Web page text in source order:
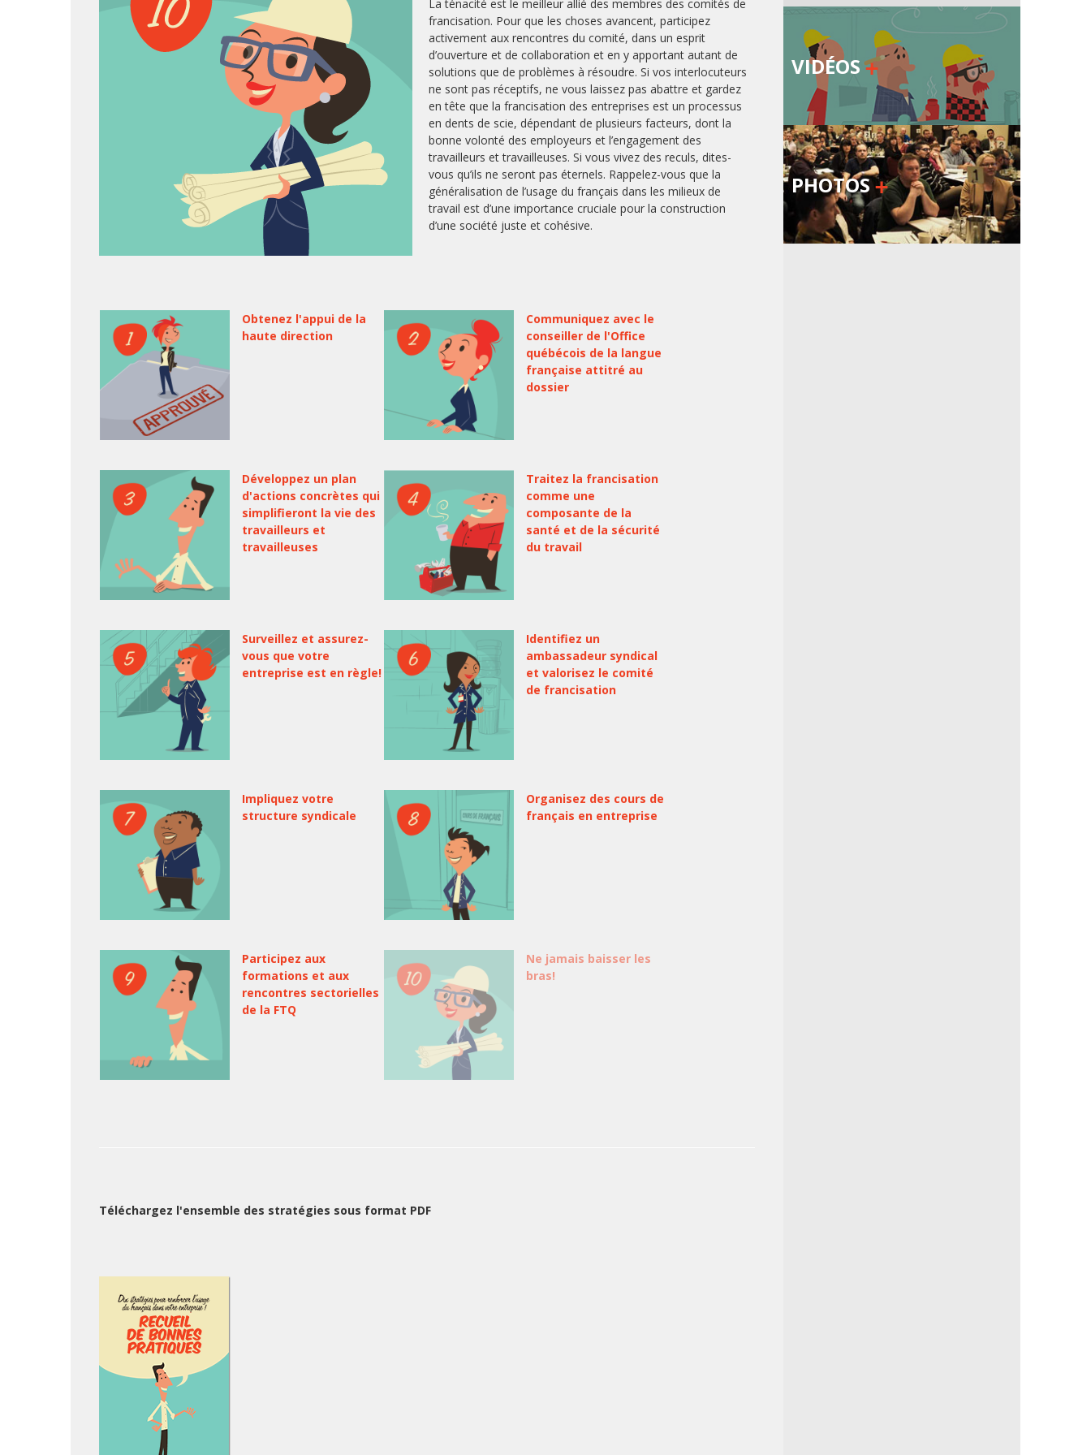
La ténacité est le meilleur allié des membres des comités de
francisation. Pour que les choses avancent, participez
activement aux rencontres du comité, dans un esprit
d’ouverture et de collaboration et en y apportant autant de
solutions que de problèmes à résoudre. Si vos interlocuteurs
ne sont pas réceptifs, ne vous laissez pas abattre et gardez
en tête que la francisation des entreprises est un processus
en dents de scie, dépendant de plusieurs facteurs, dont la
bonne volonté des employeurs et l’engagement des
travailleurs et travailleuses. Si vous vivez des reculs, dites-
vous qu’ils ne seront pas éternels. Rappelez-vous que la
généralisation de l’usage du français dans les milieux de
travail est d’une importance cruciale pour la construction
d’une société juste et cohésive.
Obtenez l'appui de la
haute direction
Communiquez avec le
conseiller de l'Office
québécois de la langue
française attitré au
dossier
Développez un plan
d'actions concrètes qui
simplifieront la vie des
travailleurs et
travailleuses
Traitez la francisation
comme une
composante de la
santé et de la sécurité
du travail
Surveillez et assurez-
vous que votre
entreprise est en règle!
Identifiez un
ambassadeur syndical
et valorisez le comité
de francisation
Impliquez votre
structure syndicale
Organisez des cours de
français en entreprise
Participez aux
formations et aux
rencontres sectorielles
de la FTQ
Ne jamais baisser les
bras!
Téléchargez l'ensemble des stratégies sous format PDF
VIDÉOS
PHOTOS